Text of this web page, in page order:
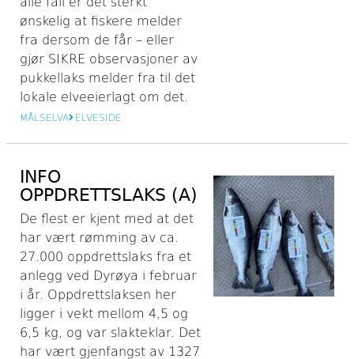
ønskelig at fiskere melder
fra dersom de får – eller
gjør SIKRE observasjoner av
pukkellaks melder fra til det
lokale elveeierlagt om det.
MÅLSELVA ELVESIDE
INFO
OPPDRETTSLAKS (A)
De flest er kjent med at det
har vært rømming av ca.
27.000 oppdrettslaks fra et
anlegg ved Dyrøya i februar
i år. Oppdrettslaksen her
ligger i vekt mellom 4,5 og
6,5 kg, og var slakteklar. Det
har vært gjenfangst av 1327